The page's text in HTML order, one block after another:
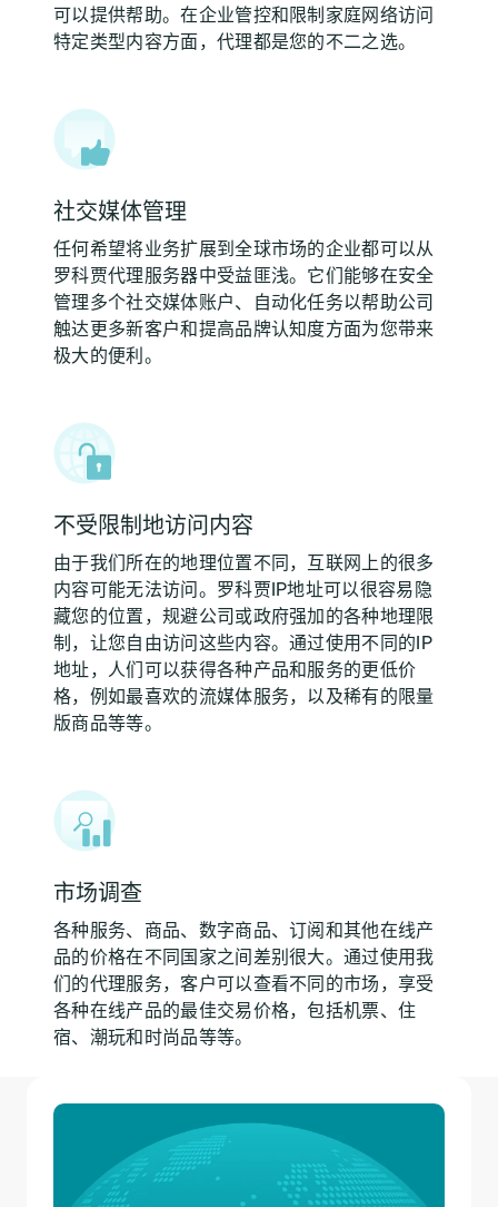
可以提供帮助。在企业管控和限制家庭网络访问
特定类型内容方面，代理都是您的不二之选。
社交媒体管理
任何希望将业务扩展到全球市场的企业都可以从
罗科贾代理服务器中受益匪浅。它们能够在安全
管理多个社交媒体账户、自动化任务以帮助公司
触达更多新客户和提高品牌认知度方面为您带来
极大的便利。
不受限制地访问内容
由于我们所在的地理位置不同，互联网上的很多
内容可能无法访问。罗科贾IP地址可以很容易隐
藏您的位置，规避公司或政府强加的各种地理限
制，让您自由访问这些内容。通过使用不同的IP
地址，人们可以获得各种产品和服务的更低价
格，例如最喜欢的流媒体服务，以及稀有的限量
版商品等等。
市场调查
各种服务、商品、数字商品、订阅和其他在线产
品的价格在不同国家之间差别很大。通过使用我
们的代理服务，客户可以查看不同的市场，享受
各种在线产品的最佳交易价格，包括机票、住
宿、潮玩和时尚品等等。